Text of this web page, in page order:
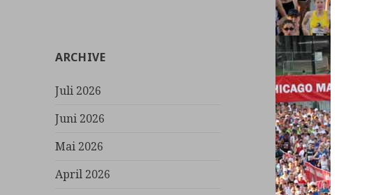
ARCHIVE
Juli 2026
Juni 2026
Mai 2026
April 2026